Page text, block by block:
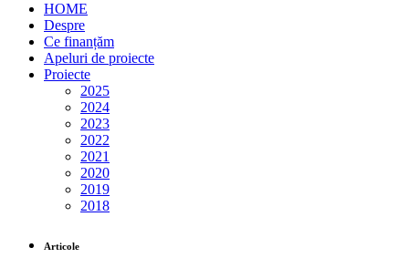
HOME
Despre
Ce finanțăm
Apeluri de proiecte
Proiecte
2025
2024
2023
2022
2021
2020
2019
2018
Articole